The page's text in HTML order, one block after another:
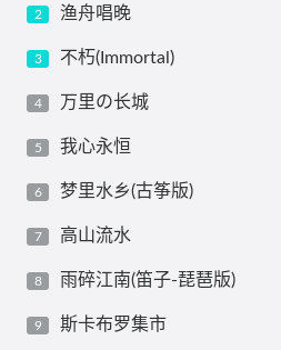
渔舟唱晚
不朽(Immortal)
万里の长城
我心永恒
梦里水乡(古筝版)
高山流水
雨碎江南(笛子-琵琶版)
斯卡布罗集市